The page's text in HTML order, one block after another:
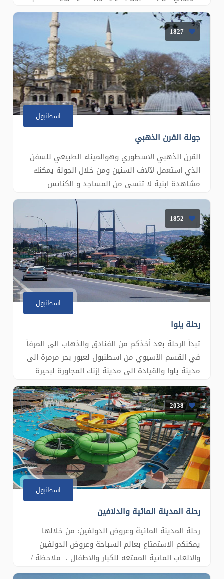
الأسيوي على الجهة اليمنى حديقة أميرجان: هي
واحدة من أكبر الحدائق في إسطنبول ساحل طربيا:
أشهر منطقة في ساحل إسطنبول نتوقف فيها لأخذ
فسحة من الوقت للإستمتاع ب
1827
اسطنبول
جولة القرن الذهبي
القرن الذهبي الاسطوري وهوالميناء الطبيعي للسفن
الذي استعمل لآلاف السنين ومن خلال الجولة يمكنك
مشاهدة ابنية لا تنسى من المساجد و الكنائس
الامبراطورية . وزيارة ضريح الصحابي ابو ايوب الانصاري
حامل راية النبي محمد (ص) والتلفريك في هضبة
بييرلوتي الشهيرة: الصعود الى التلة الشهيرة بواسطة
التلفريك الكهر
1852
اسطنبول
رحلة يلوا
تبدأ الرحلة بعد أخذكم من الفنادق والذهاب الى المرفأ
في القسم الآسيوي من اسطنبول لعبور بحر مرمرة الى
مدينة يلوا والقيادة الى مدينة إزنك المجاورة لبحيرة
إزنك التي تعتبر خامس أكبر بحيرة طبيعية بتركيا, يعود
تاريخ المدينة لاكثر من 2500 سنة قبل الميلاد وشهرتها
بالسيراميك المزخرف, في مدينة إزنك سنزور جامع الآ�
2038
اسطنبول
رحلة المدينة المائية والدلافين
رحلة المدينة المائية وعروض الدولفين: من خلالها
يمكنكم الاستمتاع بعالم السباحة وعروض الدولفين
والالعاب المائية الممتعه للكبار والاطفال . ملاحظة /
للمزيد من التفاصيل يرجى التواصل 00905444486363